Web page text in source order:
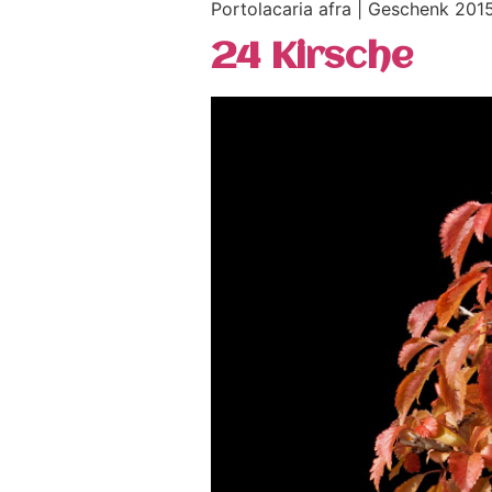
Portolacaria afra | Geschenk
24 Kirsche